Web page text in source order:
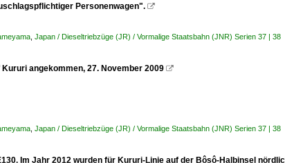
Personenwagen". 
Japan / Dieseltriebzüge (JR) / Vormalige Staatsbahn (JNR) Serien 37 | 38
angekommen, 27. November 2009 
Japan / Dieseltriebzüge (JR) / Vormalige Staatsbahn (JNR) Serien 37 | 38
Im Jahr 2012 wurden für Kururi-Linie auf der Bôsô-Halbinsel